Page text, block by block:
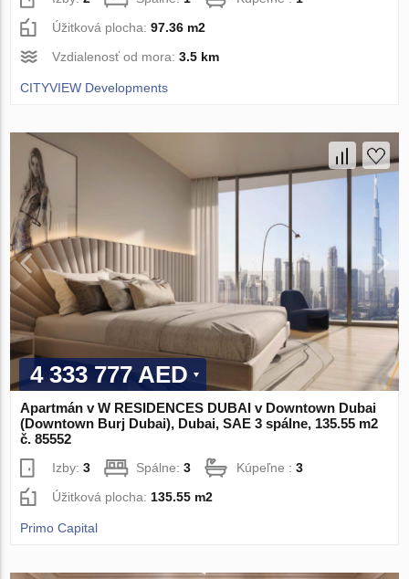
Úžitková plocha:97.36 m2
Vzdialenosť od mora:3.5 km
CITYVIEW Developments
4 333 777 AED
Apartmán v W RESIDENCES DUBAI v Downtown Dubai
(Downtown Burj Dubai), Dubai, SAE 3 spálne, 135.55 m2
č. 85552
Izby:3 Spálne:3 Kúpeľne :3
Úžitková plocha:135.55 m2
Primo Capital